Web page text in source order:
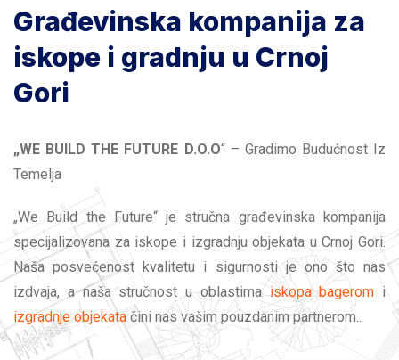
Građevinska kompanija za
iskope i gradnju u Crnoj
Gori
„WE BUILD THE FUTURE D.O.O“ – Gradimo Budućnost Iz
Temelja
„We Build the Future“ je stručna građevinska kompanija
specijalizovana za iskope i izgradnju objekata u Crnoj Gori.
Naša posvećenost kvalitetu i sigurnosti je ono što nas
izdvaja, a naša stručnost u oblastimaiskopa bagerom i
izgradnje objekata čini nas vašim pouzdanim partnerom..